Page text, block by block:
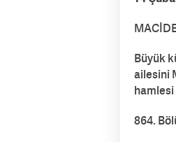
Büyük
ailesini
864.